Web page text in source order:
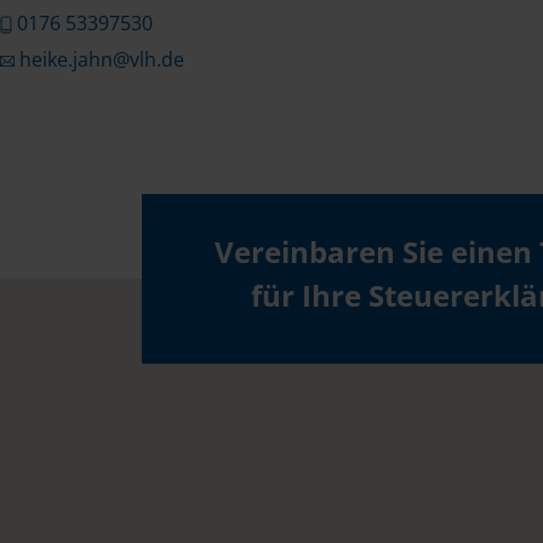
0176 53397530
heike.jahn@vlh.de
Vereinbaren Sie einen
für Ihre